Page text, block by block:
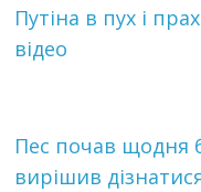
Путіна в пух і
відео
Пес почав щодня
вирішив